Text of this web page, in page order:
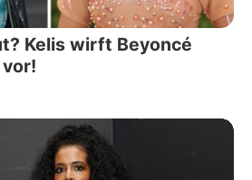
Kelis wirft Beyoncé